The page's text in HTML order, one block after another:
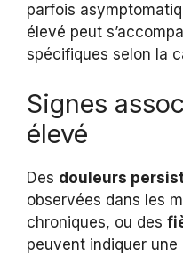
parfois
élevé peut
spécifiques selon la
Signes
élevé
Des douleurs
observées dans les
chroniques, ou des
peuvent indiquer une